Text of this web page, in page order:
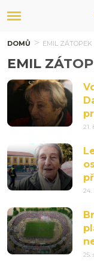
DOMŮ EMIL ZÁTOPEK
EMIL
21.
24.
25.